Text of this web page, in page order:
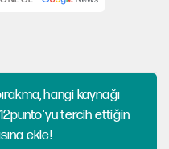
hangi kaynağı
tercih ettiğin
ekle!